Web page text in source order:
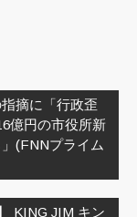
摘に「行政歪
億円の市役所新
(FNNプライム
KING JIM キン